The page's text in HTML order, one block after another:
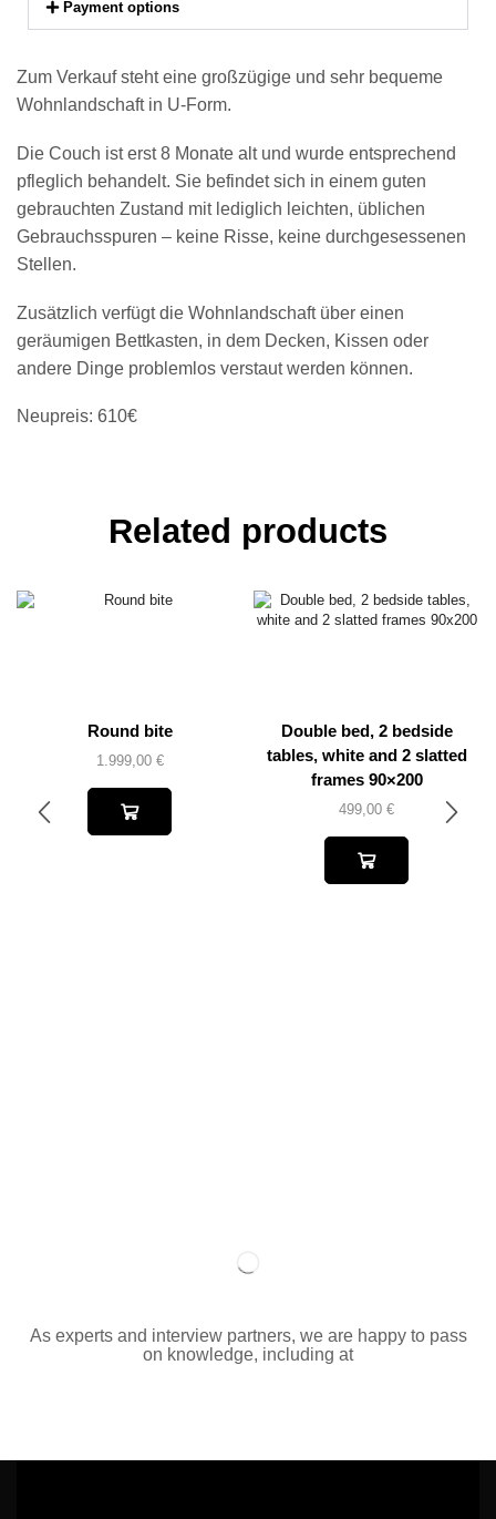
Payment options
Zum Verkauf steht eine großzügige und sehr bequeme
Wohnlandschaft in U-Form.
Die Couch ist erst 8 Monate alt und wurde entsprechend
pfleglich behandelt. Sie befindet sich in einem guten
gebrauchten Zustand mit lediglich leichten, üblichen
Gebrauchsspuren – keine Risse, keine durchgesessenen
Stellen.
Zusätzlich verfügt die Wohnlandschaft über einen
geräumigen Bettkasten, in dem Decken, Kissen oder
andere Dinge problemlos verstaut werden können.
Neupreis: 610€
Related products
Round bite
1.999,00 €
Double bed, 2 bedside
tables, white and 2 slatted
frames 90×200
499,00 €
As experts and interview partners, we are happy to pass
on knowledge, including at